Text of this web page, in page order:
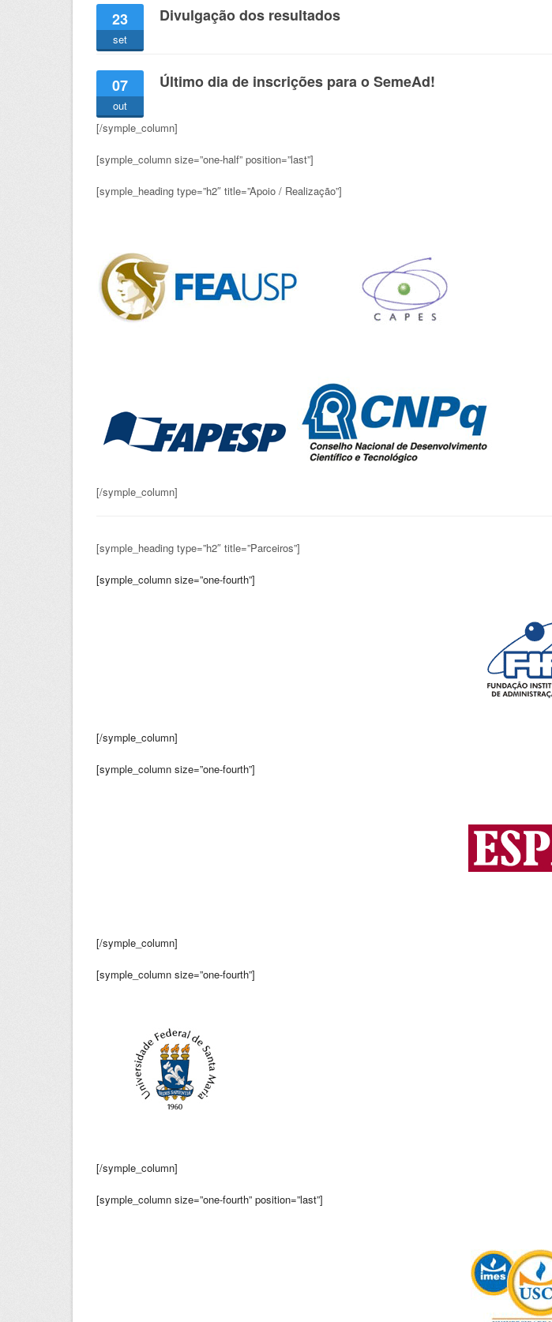
23
set
Divulgação dos resultados
07
out
Último dia de inscrições para o SemeAd!
[/symple_column]
[symple_column size=”one-half” position=”last”]
[symple_heading type=”h2″ title=”Apoio / Realização”]
[/symple_column]
[symple_heading type=”h2″ title=”Parceiros”]
[symple_column size=”one-fourth”]
[/symple_column]
[symple_column size=”one-fourth”]
[/symple_column]
[symple_column size=”one-fourth”]
[/symple_column]
[symple_column size=”one-fourth” position=”last”]